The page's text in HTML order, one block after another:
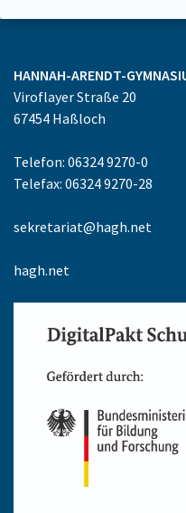
HANNAH-ARENDT-
Viroflayer Straße 20
67454 Haßloch
Telefon: 06324 9270-0
Telefax: 06324 9270-28
sekretariat@hagh.net
hagh.net